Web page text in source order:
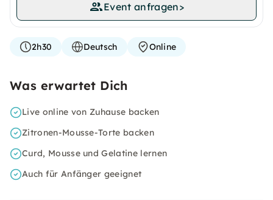
Event anfragen>
2h30 Deutsch Online
Was erwartet Dich
Live online von Zuhause backen
Zitronen-Mousse-Torte backen
Curd, Mousse und Gelatine lernen
Auch für Anfänger geeignet